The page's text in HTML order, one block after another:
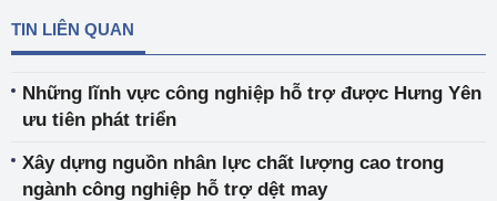
TIN LIÊN QUAN
Những lĩnh vực công nghiệp hỗ trợ được Hưng Yên
ưu tiên phát triển
Xây dựng nguồn nhân lực chất lượng cao trong
ngành công nghiệp hỗ trợ dệt may